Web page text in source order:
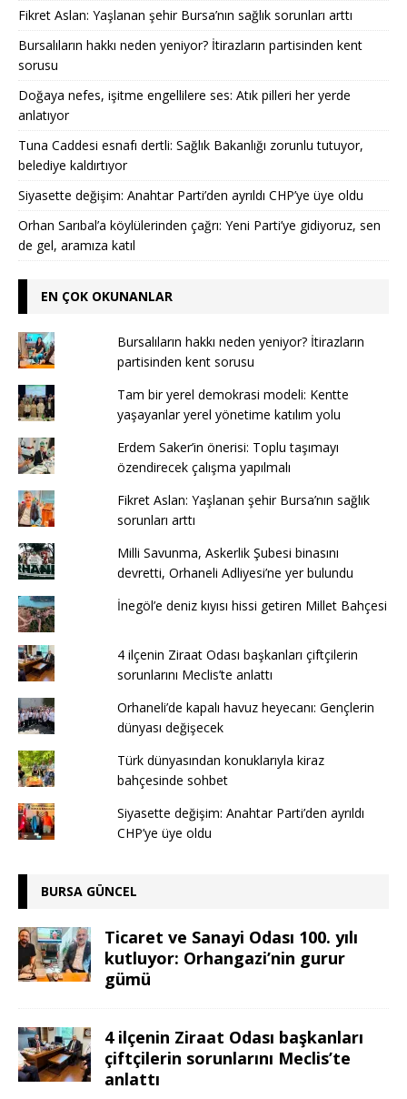
Fikret Aslan: Yaşlanan şehir Bursa’nın sağlık sorunları arttı
Bursalıların hakkı neden yeniyor? İtirazların partisinden kent
sorusu
Doğaya nefes, işitme engellilere ses: Atık pilleri her yerde
anlatıyor
Tuna Caddesi esnafı dertli: Sağlık Bakanlığı zorunlu tutuyor,
belediye kaldırtıyor
Siyasette değişim: Anahtar Parti’den ayrıldı CHP’ye üye oldu
Orhan Sarıbal’a köylülerinden çağrı: Yeni Parti’ye gidiyoruz, sen
de gel, aramıza katıl
EN ÇOK OKUNANLAR
Bursalıların hakkı neden yeniyor? İtirazların
partisinden kent sorusu
Tam bir yerel demokrasi modeli: Kentte
yaşayanlar yerel yönetime katılım yolu
Erdem Saker’in önerisi: Toplu taşımayı
özendirecek çalışma yapılmalı
Fikret Aslan: Yaşlanan şehir Bursa’nın sağlık
sorunları arttı
Milli Savunma, Askerlik Şubesi binasını
devretti, Orhaneli Adliyesi’ne yer bulundu
İnegöl’e deniz kıyısı hissi getiren Millet Bahçesi
4 ilçenin Ziraat Odası başkanları çiftçilerin
sorunlarını Meclis’te anlattı
Orhaneli’de kapalı havuz heyecanı: Gençlerin
dünyası değişecek
Türk dünyasından konuklarıyla kiraz
bahçesinde sohbet
Siyasette değişim: Anahtar Parti’den ayrıldı
CHP’ye üye oldu
BURSA GÜNCEL
Ticaret ve Sanayi Odası 100. yılı
kutluyor: Orhangazi’nin gurur
gümü
4 ilçenin Ziraat Odası başkanları
çiftçilerin sorunlarını Meclis’te
anlattı